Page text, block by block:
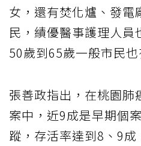
女，還有焚化爐、發電
民，績優醫事護理人員
50歲到65歲一般市民也
張善政指出，在桃園肺
案中，近9成是早期個
蹤，存活率達到8、9